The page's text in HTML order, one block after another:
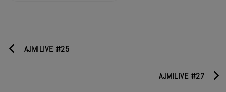
AJMILIVE #25
AJMILIVE #27